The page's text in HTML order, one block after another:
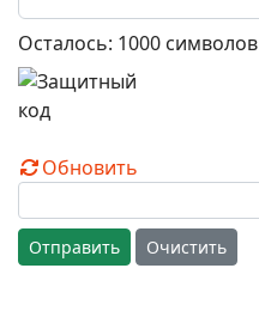
Осталось: 1000 символов
Обновить
Отправить Очистить